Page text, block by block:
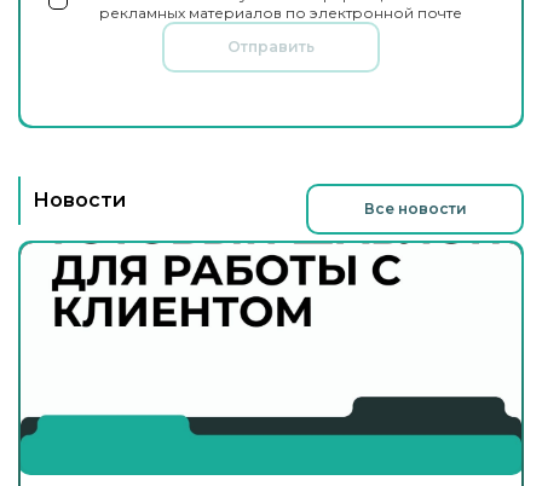
рекламных материалов по электронной почте
Отправить
Новости Все новости